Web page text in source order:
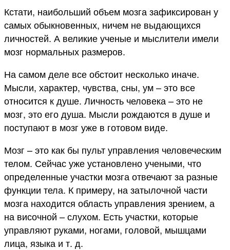
Кстати, наибольший объем мозга зафиксирован у
самых обыкновенных, ничем не выдающихся
личностей. А великие ученые и мыслители имели
мозг нормальных размеров.
На самом деле все обстоит несколько иначе.
Мысли, характер, чувства, сны, ум – это все
относится к душе. Личность человека – это не
мозг, это его душа. Мысли рождаются в душе и
поступают в мозг уже в готовом виде.
Мозг – это как бы пульт управления человеческим
телом. Сейчас уже установлено учеными, что
определенные участки мозга отвечают за разные
функции тела. К примеру, на затылочной части
мозга находится область управления зрением, а
на височной – слухом. Есть участки, которые
управляют руками, ногами, головой, мышцами
лица, языка и т. д.